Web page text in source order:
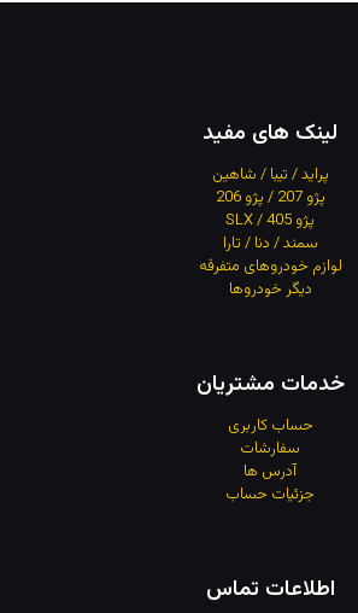
لینک های مفید
پراید / تیبا / شاهین
پژو 207 / پژو 206
پژو 405 / SLX
سمند / دنا / تارا
لوازم خودروهای متفرقه
دیگر خودروها
خدمات مشتریان
حساب کاربری
سفارشات
آدرس ها
جزئیات حساب
اطلاعات تماس